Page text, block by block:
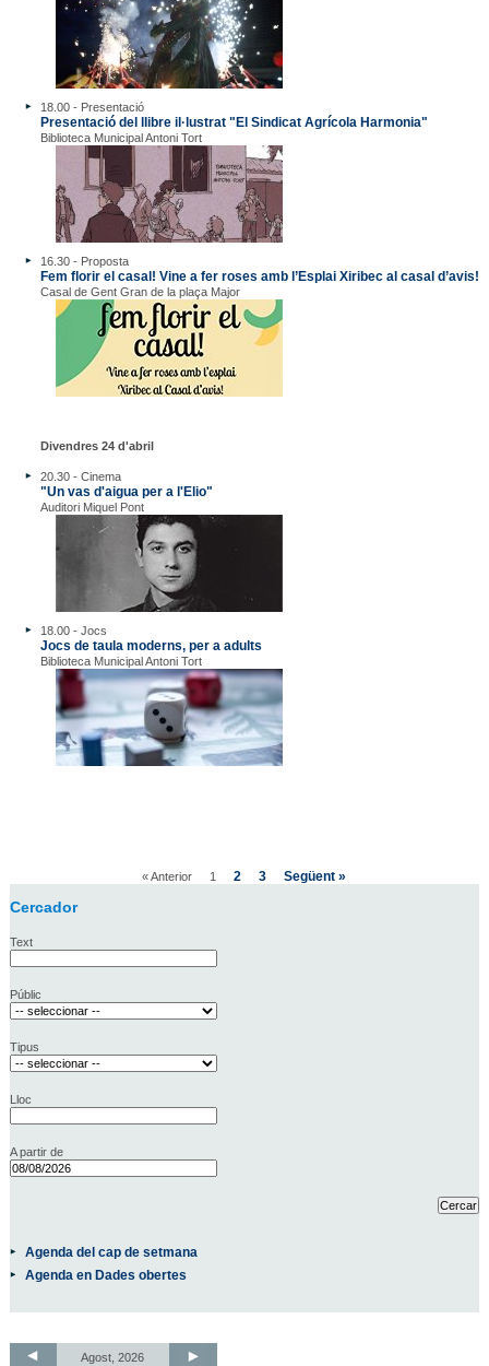
18.00 - Presentació
Presentació del llibre il·lustrat "El Sindicat Agrícola Harmonia"
Biblioteca Municipal Antoni Tort
16.30 - Proposta
Fem florir el casal! Vine a fer roses amb l’Esplai Xiribec al casal d’avis!
Casal de Gent Gran de la plaça Major
Divendres 24 d'abril
20.30 - Cinema
"Un vas d'aigua per a l'Elio"
Auditori Miquel Pont
18.00 - Jocs
Jocs de taula moderns, per a adults
Biblioteca Municipal Antoni Tort
« Anterior 1 2 3 Següent »
Cercador
Text
Públic
Tipus
Lloc
A partir de
Agenda del cap de setmana
Agenda en Dades obertes
Agost, 2026